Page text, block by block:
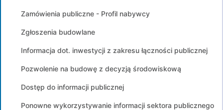
Zamówienia publiczne - Profil nabywcy
Zgłoszenia budowlane
Informacja dot. inwestycji z zakresu łączności publicznej
Pozwolenie na budowę z decyzją środowiskową
Dostęp do informacji publicznej
Ponowne wykorzystywanie informacji sektora publicznego